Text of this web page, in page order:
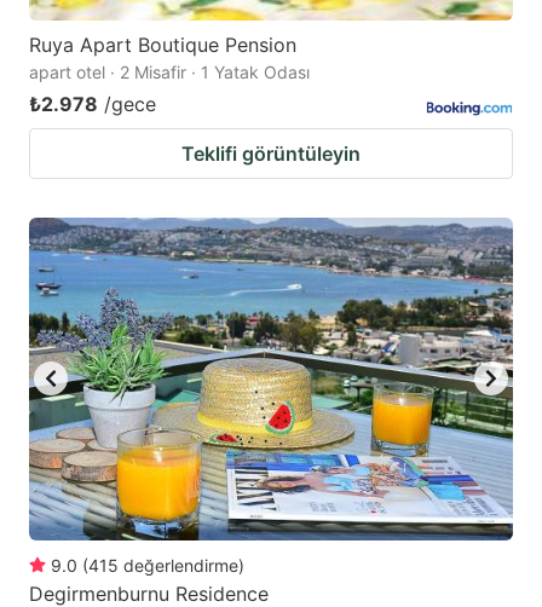
Ruya Apart Boutique Pension
apart otel · 2 Misafir · 1 Yatak Odası
₺2.978 /gece
Teklifi görüntüleyin
9.0 (415 değerlendirme)
Degirmenburnu Residence